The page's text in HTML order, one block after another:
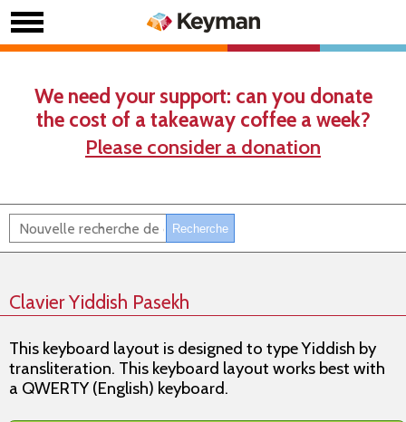
We need your support: can you donate
the cost of a takeaway coffee a week?
Please consider a donation
Clavier Yiddish Pasekh
This keyboard layout is designed to type Yiddish by
transliteration. This keyboard layout works best with
a QWERTY (English) keyboard.